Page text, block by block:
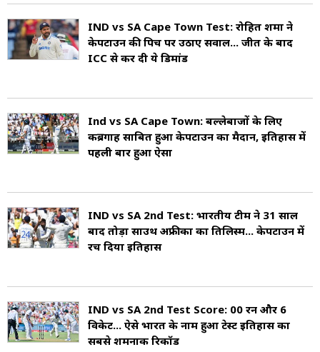
IND vs SA Cape Town Test: रोहित शर्मा ने
केपटाउन की पिच पर उठाए सवाल... जीत के बाद
ICC से कर दी ये डिमांड
Ind vs SA Cape Town: बल्लेबाजों के लिए
कब्रगाह साबित हुआ केपटाउन का मैदान, इतिहास में
पहली बार हुआ ऐसा
IND vs SA 2nd Test: भारतीय टीम ने 31 साल
बाद तोड़ा साउथ अफ्रीका का तिलिस्म... केपटाउन में
रच दिया इतिहास
IND vs SA 2nd Test Score: 00 रन और 6
विकेट... ऐसे भारत के नाम हुआ टेस्ट इतिहास का
सबसे शर्मनाक रिकॉर्ड